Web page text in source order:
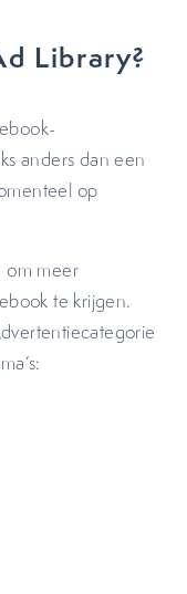
Library?
anders dan een
op
om meer
te krijgen.